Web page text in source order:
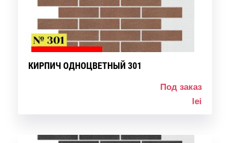
КИРПИЧ ОДНОЦВЕТНЫЙ 301
Под заказ
lei